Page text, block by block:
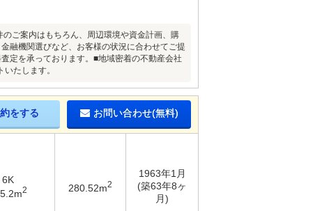
ご案内はもちろん、周辺環境や資金計画、購
融機関選びなど、お客様の状況に合わせてご提
定を承っております。■地域密着の不動産会社
たします。
をする お問い合わせ(無料)
6K
2 280.52m2
1963年1月
(築63年8ヶ
月)